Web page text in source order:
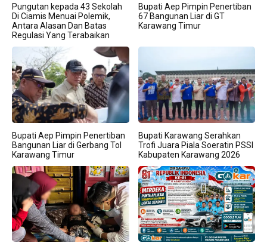
Pungutan kepada 43 Sekolah
Di Ciamis Menuai Polemik,
Antara Alasan Dan Batas
Regulasi Yang Terabaikan
Bupati Aep Pimpin Penertiban
67 Bangunan Liar di GT
Karawang Timur
Bupati Aep Pimpin Penertiban
Bangunan Liar di Gerbang Tol
Karawang Timur
Bupati Karawang Serahkan
Trofi Juara Piala Soeratin PSSI
Kabupaten Karawang 2026